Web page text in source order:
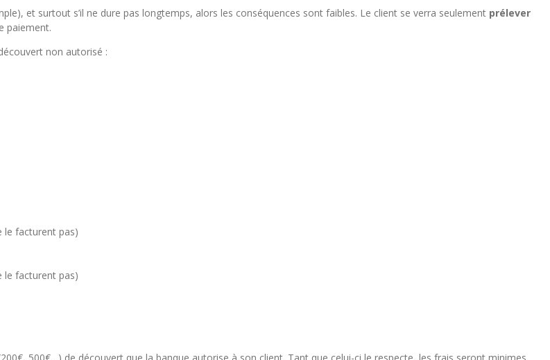
et surtout s’il ne dure pas longtemps, alors les conséquences sont faibles. Le client se verra seulement prélever
paiement.
non autorisé :
le facturent pas)
le facturent pas)
500€…) de découvert que la banque autorise à son client. Tant que celui-ci le respecte, les frais seront minimes.